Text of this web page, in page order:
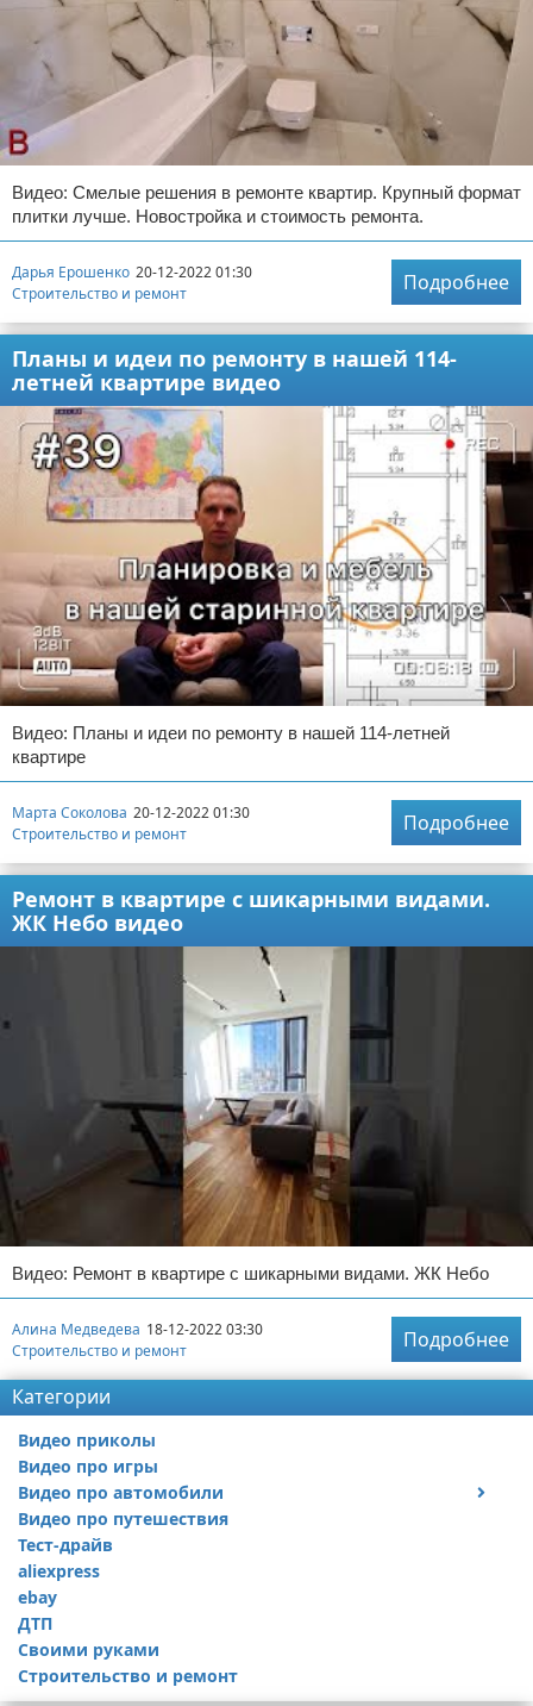
Видео: Смелые решения в ремонте квартир. Крупный формат
плитки лучше. Новостройка и стоимость ремонта.
Дарья Ерошенко 20-12-2022 01:30
Строительство и ремонт
Подробнее
Планы и идеи по ремонту в нашей 114-
летней квартире видео
Видео: Планы и идеи по ремонту в нашей 114-летней
квартире
Марта Соколова 20-12-2022 01:30
Строительство и ремонт
Подробнее
Ремонт в квартире с шикарными видами.
ЖК Небо видео
Видео: Ремонт в квартире с шикарными видами. ЖК Небо
Алина Медведева 18-12-2022 03:30
Строительство и ремонт
Подробнее
Категории
Видео приколы
Видео про игры
Видео про автомобили
Ремонт автомобиля
Видео про путешествия
Тест-драйв
aliexpress
ebay
ДТП
Своими руками
Строительство и ремонт